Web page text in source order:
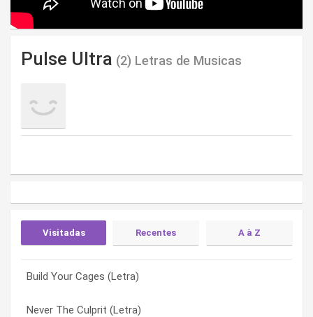
Pulse Ultra (2) Letras de Musicas
Visitadas Recentes A à Z
Build Your Cages (Letra)
Never The Culprit (Letra)
Never The Culprit (Letra)
Build Your Cages (Letra)
Build Your Cages (Letra)
Never The Culprit (Letra)